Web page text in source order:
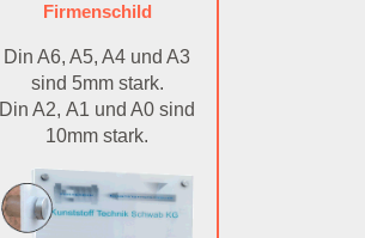
Firmenschild
Din A6, A5, A4 und A3
sind 5mm stark.
Din A2, A1 und A0 sind
10mm stark.